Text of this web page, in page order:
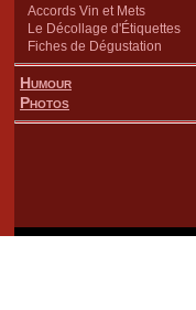
Accords Vin et Mets
Le Décollage d'Étiquettes
Fiches de Dégustation
Humour
Photos